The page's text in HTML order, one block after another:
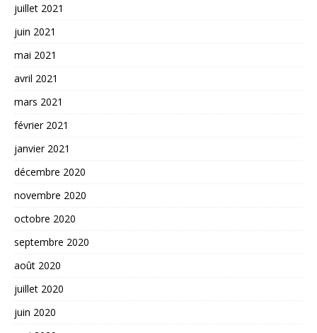
juillet 2021
juin 2021
mai 2021
avril 2021
mars 2021
février 2021
janvier 2021
décembre 2020
novembre 2020
octobre 2020
septembre 2020
août 2020
juillet 2020
juin 2020